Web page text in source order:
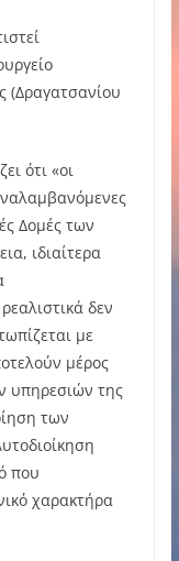
(Δραγατσανίου
ότι «οι
Δομές των
ιδιαίτερα
δεν
με
μέρος
υπηρεσιών της
των
που
χαρακτήρα